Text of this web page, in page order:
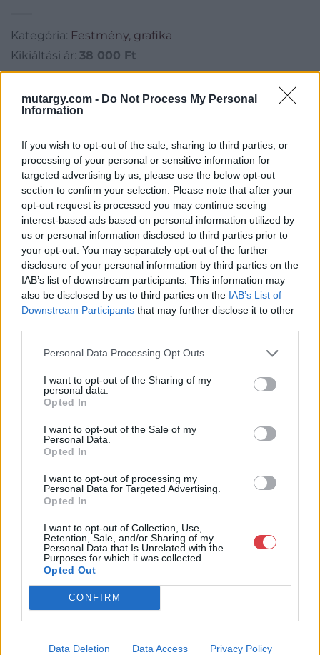
mutargy.com - Do Not Process My Personal
Information
If you wish to opt-out of the sale, sharing to third parties, or
processing of your personal or sensitive information for
targeted advertising by us, please use the below opt-out
section to confirm your selection. Please note that after your
opt-out request is processed you may continue seeing
interest-based ads based on personal information utilized by
us or personal information disclosed to third parties prior to
your opt-out. You may separately opt-out of the further
disclosure of your personal information by third parties on the
IAB’s list of downstream participants. This information may
also be disclosed by us to third parties on the IAB’s List of
Downstream Participants that may further disclose it to other
Personal Data Processing Opt Outs
I want to opt-out of the Sharing of my
personal data.
Opted In
I want to opt-out of the Sale of my
Personal Data.
Opted In
I want to opt-out of processing my
Personal Data for Targeted Advertising.
Opted In
I want to opt-out of Collection, Use,
Retention, Sale, and/or Sharing of my
Personal Data that Is Unrelated with the
Purposes for which it was collected.
Opted Out
CONFIRM
Data Deletion Data Access Privacy Policy
Kategória: Festmény, grafika
Kikiáltási ár: 38 000 Ft
Aukció adatai
Aukció dátuma: 2015.05.19
Aukció ideje: 18:00
Aukció helye: Biksady Galéria
Tételszám: 190
Eladó adatai
Eladó:Biksady Galéria
Cím: Törő Tamás
Biksady Galéria Kft.
9307
GALÉRIA TOVÁBBI MŰTÁRGYAI
KAPCSOLÓDÓ MŰTÁRGYAK